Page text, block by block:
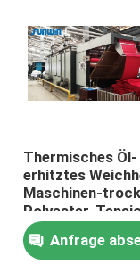
Nach Hause
Thermisches Öl-
erhitztes
Maschinen-
Polyester-
Röhrengewebe-
Schrumpfungs-
Maschine
Anfrage